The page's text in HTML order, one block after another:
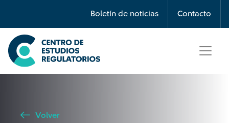
Boletín de noticias Contacto
Búsqueda
Seleccione país
Volver